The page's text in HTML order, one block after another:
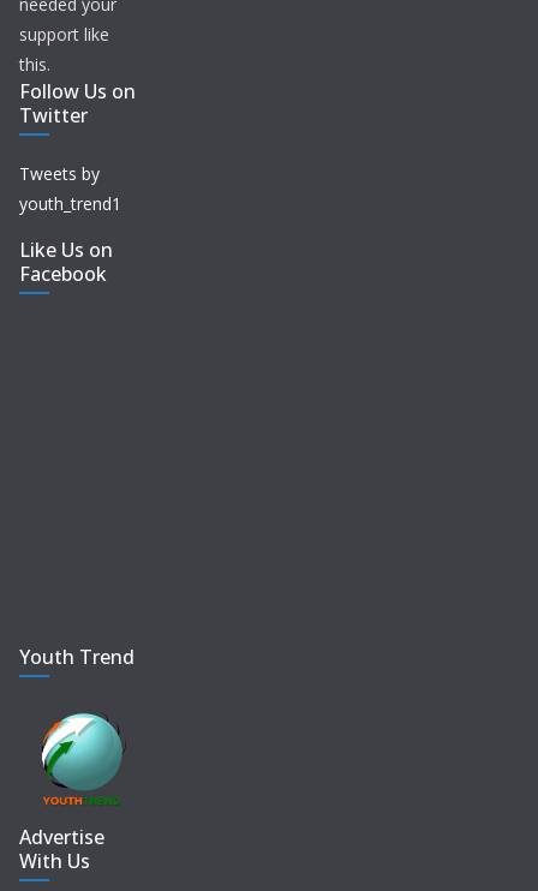
support like
this.
Follow Us on
Twitter
Tweets by
youth_trend1
Like Us on
Facebook
Youth Trend
Advertise
With Us